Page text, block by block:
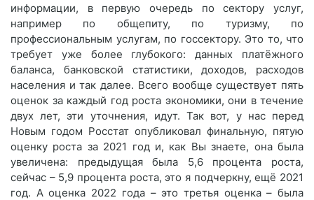
информации, в первую очередь по сектору услуг,
например по общепиту, по туризму, по
профессиональным услугам, по госсектору. Это то, что
требует уже более глубокого: данных платёжного
баланса, банковской статистики, доходов, расходов
населения и так далее. Всего вообще существует пять
оценок за каждый год роста экономики, они в течение
двух лет, эти уточнения, идут. Так вот, у нас перед
Новым годом Росстат опубликовал финальную, пятую
оценку роста за 2021 год и, как Вы знаете, она была
увеличена: предыдущая была 5,6 процента роста,
сейчас – 5,9 процента роста, это я подчеркну, ещё 2021
год. А оценка 2022 года – это третья оценка – была